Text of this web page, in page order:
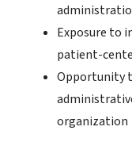
Exposure to
patient-
Opportunity
organization